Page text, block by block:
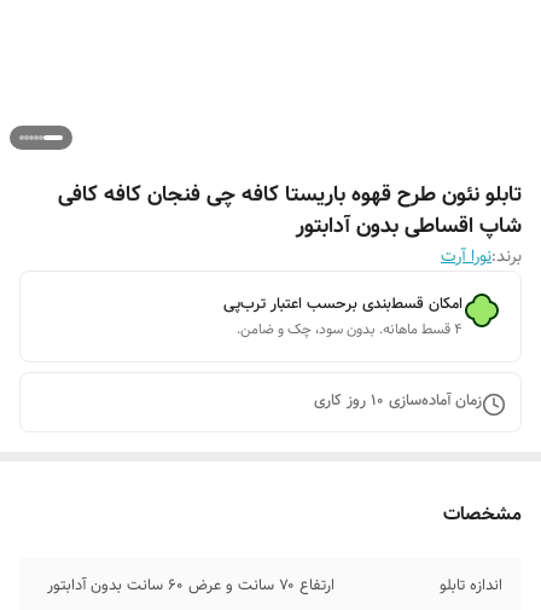
تابلو نئون طرح قهوه باریستا کافه چی فنجان کافه کافی
شاپ اقساطی بدون آدابتور
برند:نورا آرت
امکان قسط‌بندی برحسب اعتبار ترب‌پی
۴ قسط ماهانه. بدون سود، چک و ضامن.
زمان آماده‌سازی 10روز کاری
مشخصات
اندازه تابلو ارتفاع ۷۰ سانت و عرض ۶۰ سانت بدون آدابتور